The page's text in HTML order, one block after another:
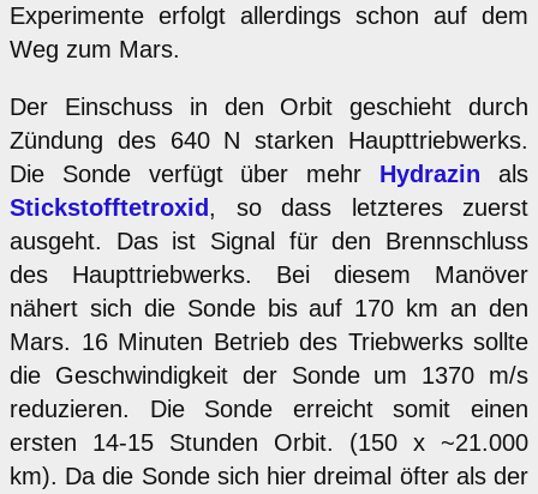
Experimente erfolgt allerdings schon auf dem
Weg zum Mars.
Der Einschuss in den Orbit geschieht durch
Zündung des 640 N starken Haupttriebwerks.
Die Sonde verfügt über mehr Hydrazin als
Stickstofftetroxid, so dass letzteres zuerst
ausgeht. Das ist Signal für den Brennschluss
des Haupttriebwerks. Bei diesem Manöver
nähert sich die Sonde bis auf 170 km an den
Mars. 16 Minuten Betrieb des Triebwerks sollte
die Geschwindigkeit der Sonde um 1370 m/s
reduzieren. Die Sonde erreicht somit einen
ersten 14-15 Stunden Orbit. (150 x ~21.000
km). Da die Sonde sich hier dreimal öfter als der